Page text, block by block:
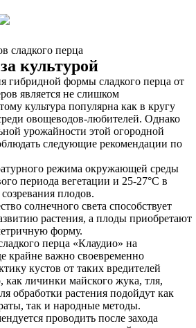
сладкого перца
культурой
гибридной формы сладкого перца от
является не слишком
культура популярна как в кругу
овощеводов-любителей. Однако
урожайности этой огородной
следующие рекомендации по
режима окружающей среды
периода вегетации и 25-27°С в
плодов.
солнечного света способствует
растения, а плоды приобретают
форму.
перца «Клаудио» на
крайне важно своевременно
кустов от таких вредителей
как личинки майского жука, тля,
обработки растения подойдут как
так и народные методы.
проводить после захода